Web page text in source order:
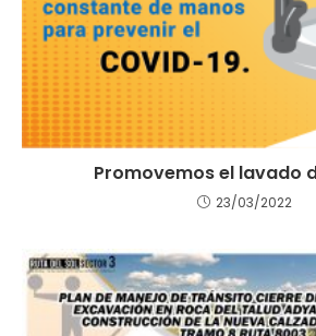
Promovemos el lavado
23/03/2022